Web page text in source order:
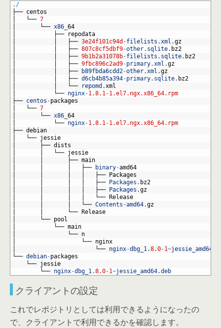
. /
├── centos
└── 7
└── x86 64
├──
repodata
├── 3e24f101c94d -filelists . xml .gz
├── 807c8cf5dbf9-other. sqlite. bz2
├── 9b1b2a31078b-filelists . sqlite. bz2
├── 9fbc896c2ad9-primary. xml .gz
├── b89fbda6cdd2-other. xml .gz
├── d6cb4b85a394-primary. sqlite. bz2
└── repomd . xml
└── nginx-1.8.1 -1.el7.ngx.x86_64.rpm
├── centos -packages
└── 7
└── x86 64
└── nginx-1.8.1 -1.el7.ngx.x86_64.rpm
├── debian
└── jessie
├── dists
└── jessie
├── main
├── binary-amd64
├── Packages
├── Packages . bz2
├── Packages .gz
└── Release
└── Contents -amd64.gz
└── Release
└── pool
└── main
└── n
└── nginx
└── nginx-dbg_1 .8.0-1~jessie_amd64
└── debian-packages
└── jessie
└── nginx-dbg_1 .8.0-1~jessie_amd64.deb
クライアントの設定
これでレポジトリとしては利用できるようになったの
で、クライアントで利用できるかを確認します。